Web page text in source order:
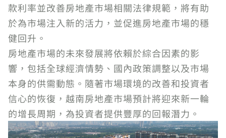
款利率並改善房地產市場相關法律規範，將有助
於為市場注入新的活力，並促進房地產市場的穩
健回升。
房地產市場的未來發展將依賴於綜合因素的影
響，包括全球經濟情勢、國內政策調整以及市場
本身的供需動態。隨著市場環境的改善和投資者
信心的恢復，越南房地產市場預計將迎來新一輪
的增長周期，為投資者提供豐厚的回報潛力。